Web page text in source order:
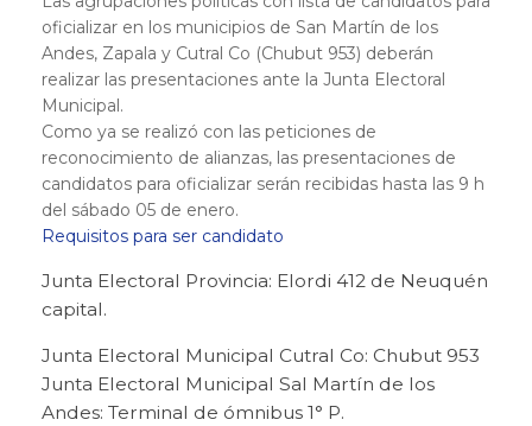
oficializar en los municipios de San Martín de los
Andes, Zapala y Cutral Co (Chubut 953) deberán
realizar las presentaciones ante la Junta Electoral
Municipal.
Como ya se realizó con las peticiones de
reconocimiento de alianzas, las presentaciones de
candidatos para oficializar serán recibidas hasta las 9 h
del sábado 05 de enero.
Requisitos para ser candidato
Junta Electoral Provincia: Elordi 412 de Neuquén
capital.
Junta Electoral Municipal Cutral Co: Chubut 953
Junta Electoral Municipal Sal Martín de los
Andes: Terminal de ómnibus 1° P.